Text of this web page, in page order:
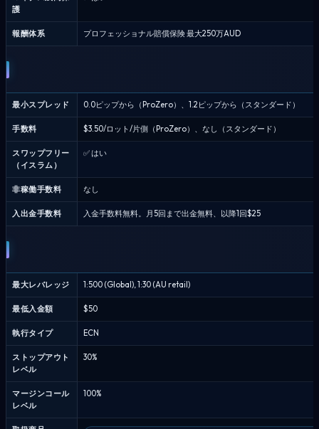
ブ
ロ
カ
ー
較
月
2026
護
報酬体系 プロフェッショナル賠償保険 最大250万AUD
最小スプレッド 0.0ピップから（ProZero）、1.2ピップから（スタンダード）
手数料 $3.50/ロット/片側（ProZero）、なし（スタンダード）
スワップフリー
（イスラム）
✅ はい
非稼働手数料 なし
入出金手数料 入金手数料無料。月5回まで出金無料、以降1回$25
最大レバレッジ 1:500 (Global), 1:30 (AU retail)
最低入金額 $50
執行タイプ ECN
ストップアウト
レベル
30%
マージンコール
レベル
100%